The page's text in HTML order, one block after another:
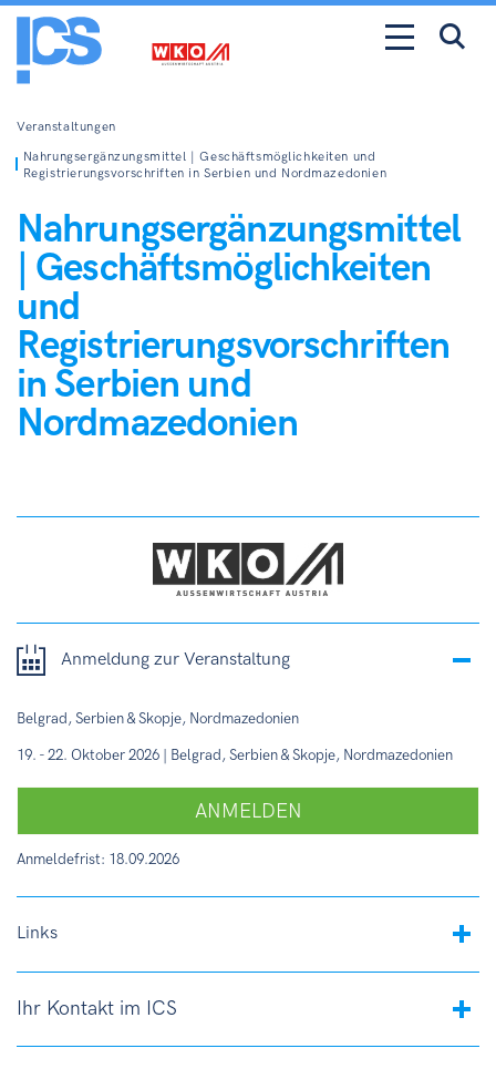
Veranstaltungen
Nahrungsergänzungsmittel | Geschäftsmöglichkeiten und
Registrierungsvorschriften in Serbien und Nordmazedonien
Nahrungsergänzungsmittel
| Geschäftsmöglichkeiten
und
Registrierungsvorschriften
in Serbien und
Nordmazedonien
Anmeldung zur Veranstaltung
Belgrad, Serbien & Skopje, Nordmazedonien
19. - 22. Oktober 2026 | Belgrad, Serbien & Skopje, Nordmazedonien
ANMELDEN
Anmeldefrist: 18.09.2026
Links
Ihr Kontakt im ICS